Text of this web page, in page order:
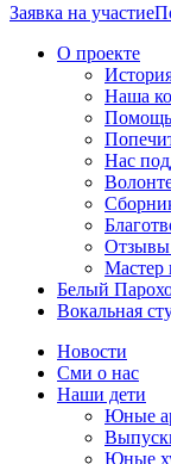
Заявка на участие
О проекте
Наша
Помощь
Нас
Отзывы
Мастер
Белый
Вокальная
Новости
Сми о нас
Наши дети
Юные
Юные